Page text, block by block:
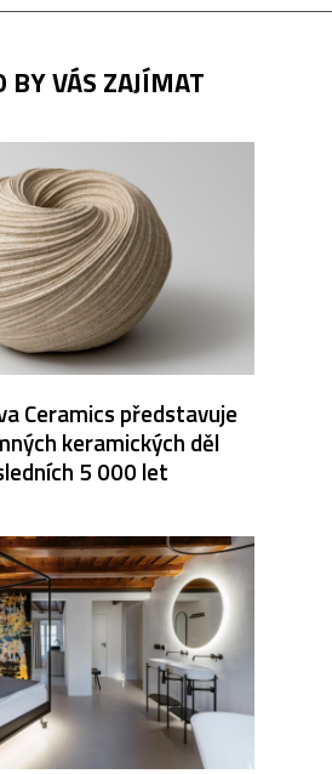
BY VÁS ZAJÍMAT
Ceramics představuje
keramických děl
5 000 let